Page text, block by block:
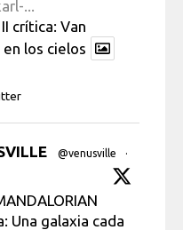
...
crítica: Van
los cielos
@venusville
·
Una galaxia cada